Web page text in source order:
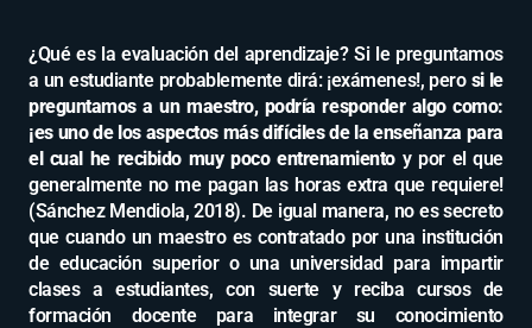
¿Qué es la evaluación del aprendizaje? Si le preguntamos
a un estudiante probablemente dirá: ¡exámenes!, pero si le
preguntamos a un maestro, podría responder algo como:
¡es uno de los aspectos más difíciles de la enseñanza para
el cual he recibido muy poco entrenamientoy por el que
generalmente no me pagan las horas extra que requiere!
(Sánchez Mendiola, 2018). De igual manera, no es secreto
que cuando un maestro es contratado por una institución
de educación superior o una universidad para impartir
clases a estudiantes, con suerte y reciba cursos de
formación docente para integrar su conocimiento